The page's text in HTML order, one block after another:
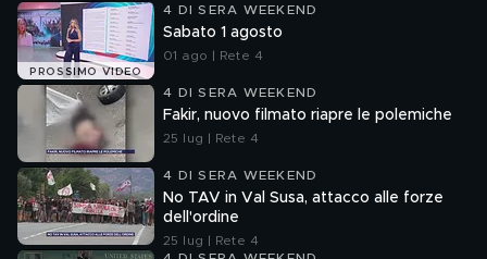
PROSSIMO VIDEO
4 DI SERA WEEKEND
Sabato 1 agosto
01 ago | Rete 4
4 DI SERA WEEKEND
Fakir, nuovo filmato riapre le polemiche
25 lug | Rete 4
4 DI SERA WEEKEND
No TAV in Val Susa, attacco alle forze
dell'ordine
25 lug | Rete 4